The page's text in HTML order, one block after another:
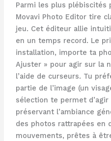
Parmi les plus plébiscités
Movavi Photo Editor tire
jeu. Cet éditeur allie
en un temps record. Le
installation, importe ta
Ajuster » pour agir sur la
l’aide de curseurs. Tu
partie de l’image (un
sélection te permet
préservant l’ambiance
des photos rattrapées en
mouvements, prêtes à